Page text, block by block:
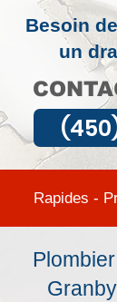
Besoin
un
Rapides -